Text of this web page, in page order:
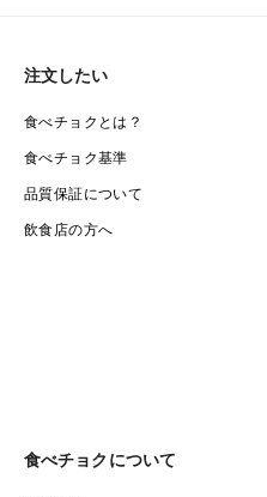
注文したい
食べチョクとは？
食べチョク基準
品質保証について
飲食店の方へ
食べチョクについて